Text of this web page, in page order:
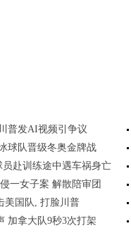
普发AI视频引争议
球队晋级冬奥金牌战
赴训练途中遇车祸身亡
一女子案 解散陪审团
美国队, 打脸川普
加拿大队9秒3次打架